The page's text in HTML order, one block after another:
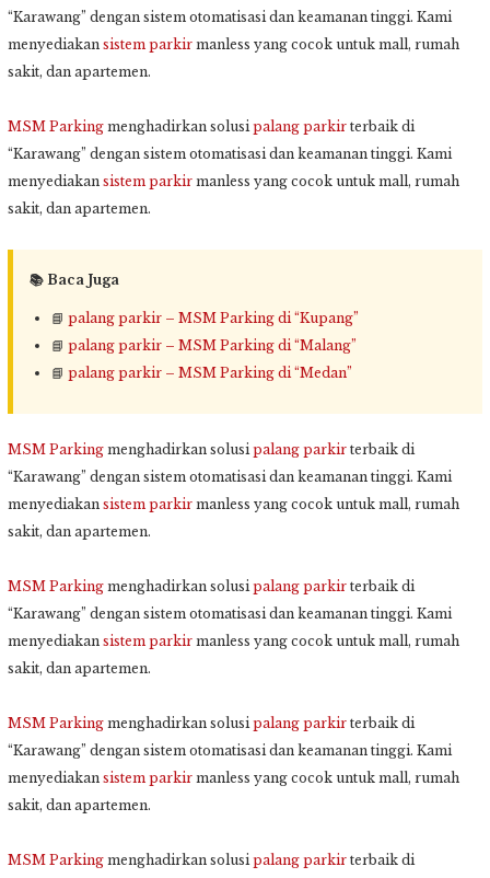
“Karawang” dengan sistem otomatisasi dan keamanan tinggi. Kami
menyediakan sistem parkir manless yang cocok untuk mall, rumah
sakit, dan apartemen.
MSM Parking menghadirkan solusipalang parkir terbaik di
“Karawang” dengan sistem otomatisasi dan keamanan tinggi. Kami
menyediakan sistem parkir manless yang cocok untuk mall, rumah
sakit, dan apartemen.
📚 Baca Juga
📘 palang parkir – MSM Parking di “Kupang”
📘 palang parkir – MSM Parking di “Malang”
📘 palang parkir – MSM Parking di “Medan”
MSM Parking menghadirkan solusipalang parkir terbaik di
“Karawang” dengan sistem otomatisasi dan keamanan tinggi. Kami
menyediakan sistem parkir manless yang cocok untuk mall, rumah
sakit, dan apartemen.
MSM Parking menghadirkan solusipalang parkir terbaik di
“Karawang” dengan sistem otomatisasi dan keamanan tinggi. Kami
menyediakan sistem parkir manless yang cocok untuk mall, rumah
sakit, dan apartemen.
MSM Parking menghadirkan solusipalang parkir terbaik di
“Karawang” dengan sistem otomatisasi dan keamanan tinggi. Kami
menyediakan sistem parkir manless yang cocok untuk mall, rumah
sakit, dan apartemen.
MSM Parking menghadirkan solusipalang parkir terbaik di